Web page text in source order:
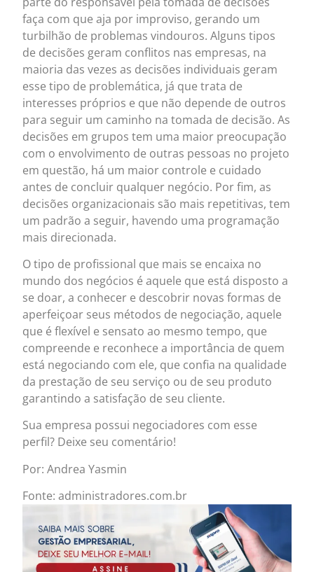
faça com que aja por improviso, gerando um
turbilhão de problemas vindouros. Alguns tipos
de decisões geram conflitos nas empresas, na
maioria das vezes as decisões individuais geram
esse tipo de problemática, já que trata de
interesses próprios e que não depende de outros
para seguir um caminho na tomada de decisão. As
decisões em grupos tem uma maior preocupação
com o envolvimento de outras pessoas no projeto
em questão, há um maior controle e cuidado
antes de concluir qualquer negócio. Por fim, as
decisões organizacionais são mais repetitivas, tem
um padrão a seguir, havendo uma programação
mais direcionada.
O tipo de profissional que mais se encaixa no
mundo dos negócios é aquele que está disposto a
se doar, a conhecer e descobrir novas formas de
aperfeiçoar seus métodos de negociação, aquele
que é flexível e sensato ao mesmo tempo, que
compreende e reconhece a importância de quem
está negociando com ele, que confia na qualidade
da prestação de seu serviço ou de seu produto
garantindo a satisfação de seu cliente.
Sua empresa possui negociadores com esse
perfil? Deixe seu comentário!
Por: Andrea Yasmin
Fonte: administradores.com.br